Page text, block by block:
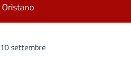
settembre